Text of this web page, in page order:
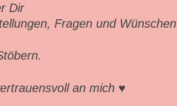
Dir
Fragen und Wünschen
an mich ♥︎